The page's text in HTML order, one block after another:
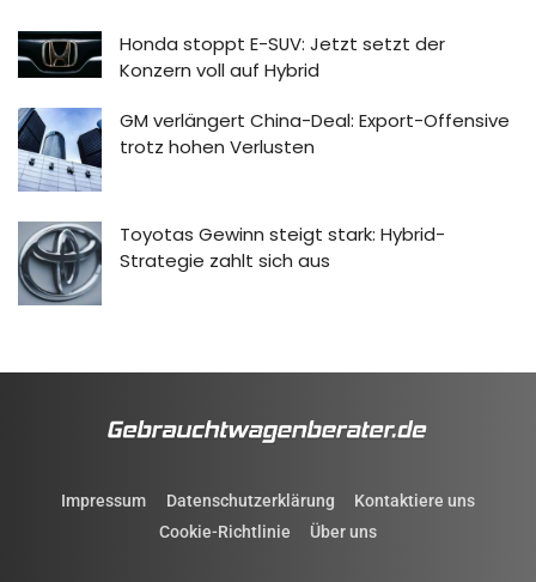
Honda stoppt E-SUV: Jetzt setzt der
Konzern voll auf Hybrid
GM verlängert China-Deal: Export-Offensive
trotz hohen Verlusten
Toyotas Gewinn steigt stark: Hybrid-
Strategie zahlt sich aus
Impressum Datenschutzerklärung
Kontaktiere uns
Cookie-Richtlinie
Über uns